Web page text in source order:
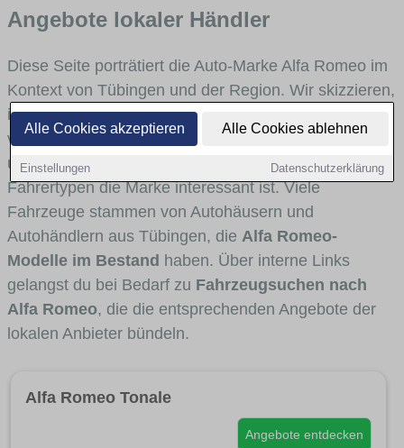
Alle Cookies akzeptieren Alle Cookies ablehnen
Einstellungen Datenschutzerklärung
Angebote lokaler Händler
Diese Seite porträtiert die Auto-Marke Alfa Romeo im
Kontext von Tübingen und der Region. Wir skizzieren,
in welchen Fahrzeugklassen Alfa Romeo stark
vertreten ist, welche Modellreihen häufig im Stadt-
und Umlandverkehr zu sehen sind und für welche
Fahrertypen die Marke interessant ist. Viele
Fahrzeuge stammen von Autohäusern und
Autohändlern aus Tübingen, die Alfa Romeo-
Modelle im Bestand haben. Über interne Links
gelangst du bei Bedarf zu Fahrzeugsuchen nach
Alfa Romeo, die die entsprechenden Angebote der
lokalen Anbieter bündeln.
Alfa Romeo Tonale
Angebote entdecken